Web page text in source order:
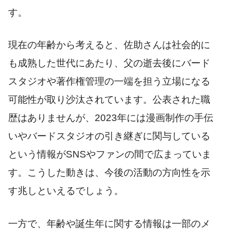
す。
現在の年齢から考えると、佐助さんは社会的に
も成熟した世代にあたり、父の逝去後にバード
スタジオや著作権管理の一端を担う立場になる
可能性が取り沙汰されています。公表された職
歴はありませんが、2023年には漫画制作の手伝
いやバードスタジオの引き継ぎに関与している
という情報がSNSやファンの間で広まっていま
す。こうした動きは、今後の活動の方向性を示
す兆しといえるでしょう。
一方で、年齢や誕生年に関する情報は一部のメ